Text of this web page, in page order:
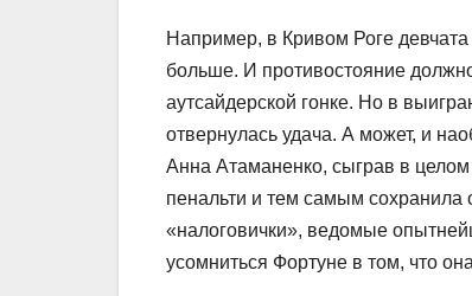
Например, в Кривом Роге
больше. И противостояние
аутсайдерской гонке. Но в
отвернулась удача. А может, и
Анна Атаманенко, сыграв в
пенальти и тем самым
«налоговички», ведомые
усомниться Фортуне в том, что